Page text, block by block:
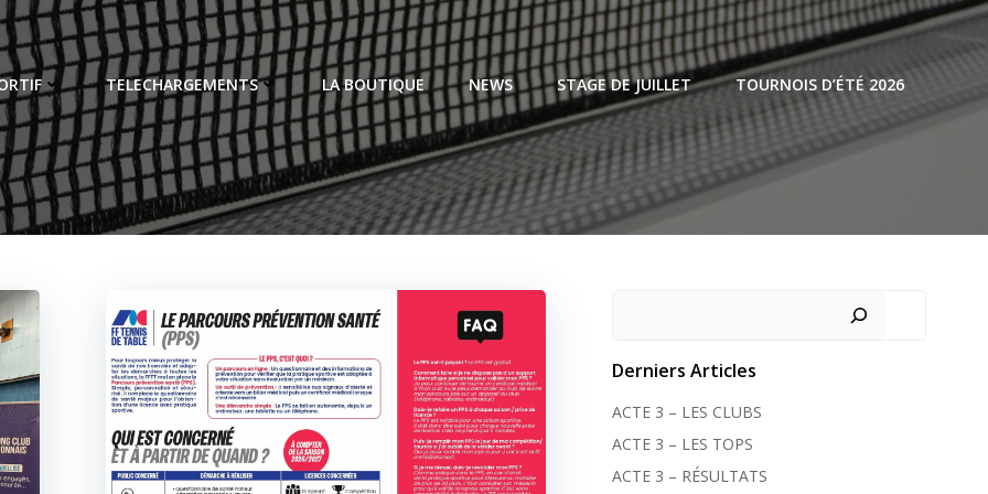
TELECHARGEMENTS LA BOUTIQUE NEWS STAGE DE JUILLET TOURNOIS D’ÉTÉ 2026
Derniers Articles
ACTE 3 – LES CLUBS
ACTE 3 – LES TOPS
ACTE 3 – RÉSULTATS